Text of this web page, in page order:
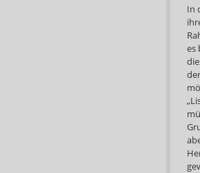
In
es